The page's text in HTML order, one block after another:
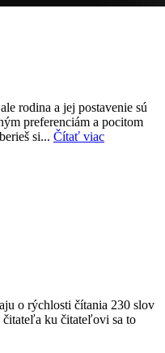
rodina a jej postavenie sú
preferenciám a pocitom
si... Čítať viac
o rýchlosti čítania 230 slov
ku čitateľovi sa to